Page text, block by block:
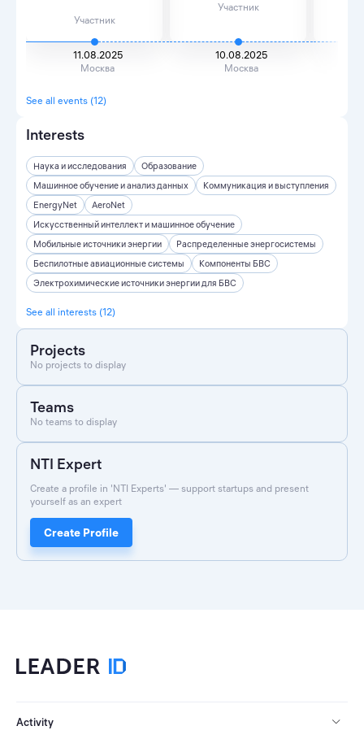
Участник
11.08.2025
Москва
Участник
10.08.2025
Москва
See all events (12)
Interests
Наука и исследования
Образование
Машинное обучение и анализ данных
Коммуникация и выступления
EnergyNet
AeroNet
Искусственный интеллект и машинное обучение
Мобильные источники энергии
Распределенные энергосистемы
Беспилотные авиационные системы
Компоненты БВС
Электрохимические источники энергии для БВС
See all interests (12)
Projects
No projects to display
Teams
No teams to display
NTI Expert
Create a profile in 'NTI Experts' — support startups and present
yourself as an expert
Create Profile
Activity